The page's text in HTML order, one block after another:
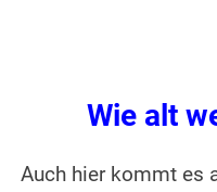
Wie alt
Auch hier kommt es